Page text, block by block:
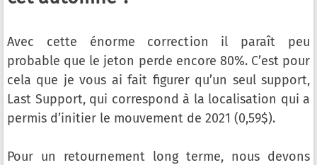
Avec cette énorme correction il paraît peu
probable que le jeton perde encore 80%. C’est pour
cela que je vous ai fait figurer qu’un seul support,
Last Support, qui correspond à la localisation qui a
permis d’initier le mouvement de 2021 (0,59$).
Pour un retournement long terme, nous devons